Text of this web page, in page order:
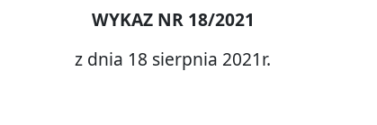
WYKAZ NR 18/2021
z dnia 18 sierpnia 2021r.